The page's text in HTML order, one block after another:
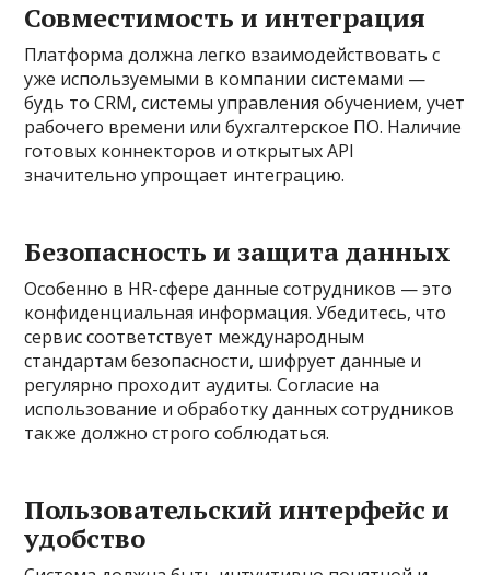
Совместимость и интеграция
Платформа должна легко взаимодействовать с
уже используемыми в компании системами —
будь то CRM, системы управления обучением, учет
рабочего времени или бухгалтерское ПО. Наличие
готовых коннекторов и открытых API
значительно упрощает интеграцию.
Безопасность и защита данных
Особенно в HR-сфере данные сотрудников — это
конфиденциальная информация. Убедитесь, что
сервис соответствует международным
стандартам безопасности, шифрует данные и
регулярно проходит аудиты. Согласие на
использование и обработку данных сотрудников
также должно строго соблюдаться.
Пользовательский интерфейс и
удобство